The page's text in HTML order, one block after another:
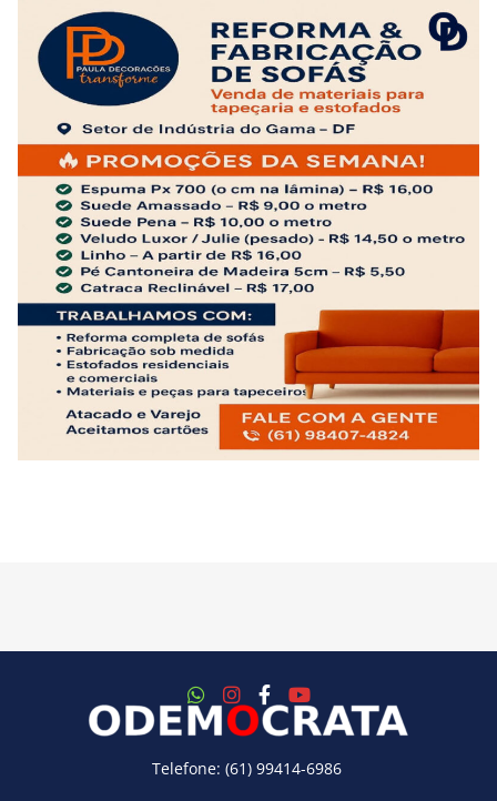
Telefone: (61) 99414-6986